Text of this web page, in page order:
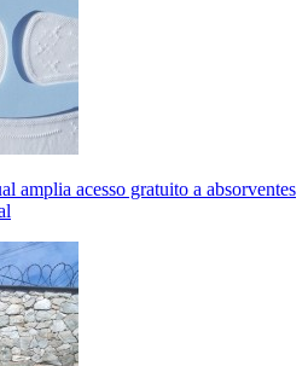
amplia acesso gratuito a absorventes